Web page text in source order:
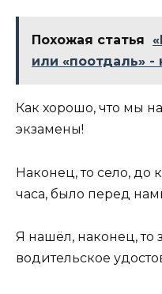
Похожая статья
или «поотдаль» -
Как хорошо, что мы
экзамены!
Наконец, то село, до
часа, было перед
Я нашёл, наконец, то
водительское